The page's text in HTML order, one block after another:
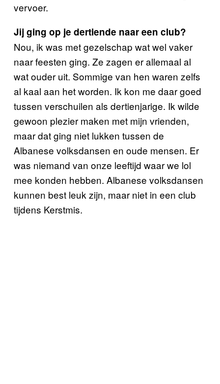
vervoer.
Jij ging op je dertiende naar een club?
Nou, ik was met gezelschap wat wel vaker
naar feesten ging. Ze zagen er allemaal al
wat ouder uit. Sommige van hen waren zelfs
al kaal aan het worden. Ik kon me daar goed
tussen verschuilen als dertienjarige. Ik wilde
gewoon plezier maken met mijn vrienden,
maar dat ging niet lukken tussen de
Albanese volksdansen en oude mensen. Er
was niemand van onze leeftijd waar we lol
mee konden hebben. Albanese volksdansen
kunnen best leuk zijn, maar niet in een club
tijdens Kerstmis.